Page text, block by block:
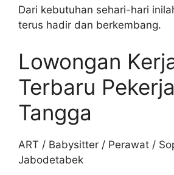
Dari kebutuhan sehari-hari
terus hadir dan berkembang.
Lowongan
Terbaru
Tangga
ART / Babysitter / Perawat /
Jabodetabek